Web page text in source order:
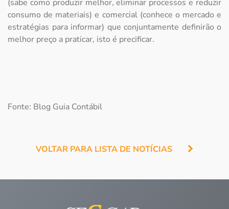
(sabe como produzir melhor, eliminar processos e reduzir
consumo de materiais) e comercial (conhece o mercado e
estratégias para informar) que conjuntamente definirão o
melhor preço a praticar, isto é precificar.
Fonte: Blog Guia Contábil
VOLTAR PARA LISTA DE NOTÍCIAS